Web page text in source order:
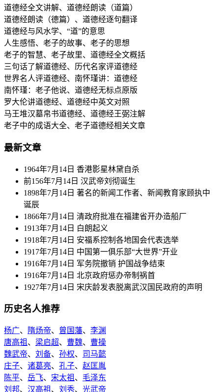
道德经全文讲解、道德经朗读（道篇）
道德经朗读（德篇）、道德经逐句翻译
道德经与风水学、“道”的意思
人生感悟、老子的故事、老子的思想
老子的智慧、老子故里、道德经全文概括
三句话了解道德经、历代名家评道德经
世界名人评道德经、南怀瑾讲：道德经
南怀瑾：老子他说、道德经无标点原版
罗大伦讲道德经、道德经中英文对照
马王堆汉墓帛书道德经、道德经王弼注解
老子中的成语大全、老子道德经相关文章
最新文章
1964年7月14日 香港影星林黛自杀
前156年7月14日 汉武帝刘彻诞生
1898年7月14日 著名的新闻工作者、新闻教育家顾执中
诞辰
1866年7月14日 清政府批准在福建省开办造船厂
1913年7月14日 白朗起义
1918年7月14日 安福系控制各地国会代表选举
1917年7月14日 中国第一俱乐部“大世界”开业
1916年7月14日 军务院撤销 护国战争结束
1916年7月14日 北京政府惩办帝制祸首
1927年7月14日 宋庆龄发表脱离武汉国民政府的声明
历史名人推荐
杨广、 隋炀帝、 曾国藩、 李渊
唐高祖 、 梁启超、 曹魏、 曹操
魏武帝、 刘备、 孙权、 司马懿
庄子、 诸葛亮、 孔子、 赵匡胤
陈平、 岳飞、 宋太祖 、 毛泽东
刘邦、 汉高祖 、 刘秀、 光武帝